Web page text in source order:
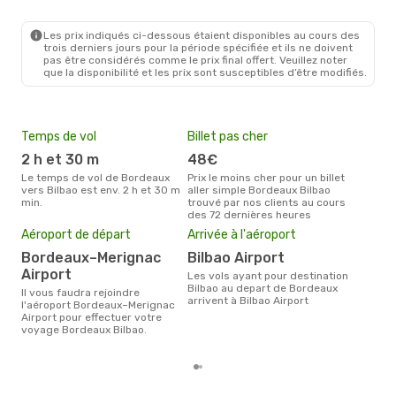
Les prix indiqués ci-dessous étaient disponibles au cours des
trois derniers jours pour la période spécifiée et ils ne doivent
pas être considérés comme le prix final offert. Veuillez noter
que la disponibilité et les prix sont susceptibles d’être modifiés.
Temps de vol
2 h et 30 m
Le temps de vol de Bordeaux
vers Bilbao est env. 2 h et 30 m
min.
Billet pas cher
48€
Prix le moins cher pour un billet
aller simple Bordeaux Bilbao
trouvé par nos clients au cours
des 72 dernières heures
Aéroport de départ
Bordeaux–Merignac
Airport
Il vous faudra rejoindre
l'aéroport Bordeaux–Merignac
Airport pour effectuer votre
voyage Bordeaux Bilbao.
Arrivée à l'aéroport
Bilbao Airport
Les vols ayant pour destination
Bilbao au depart de Bordeaux
arrivent à Bilbao Airport